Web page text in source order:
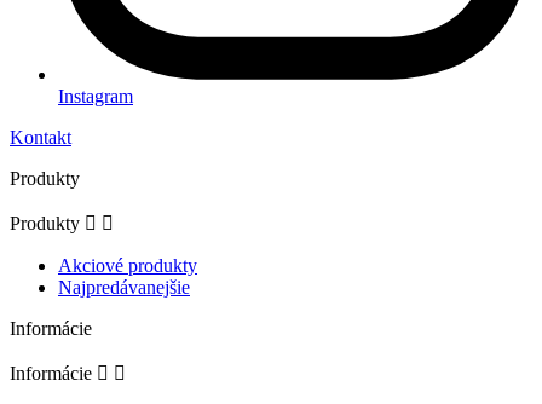
Instagram
Kontakt
Produkty
Produkty  
Akciové produkty
Najpredávanejšie
Informácie
Informácie  